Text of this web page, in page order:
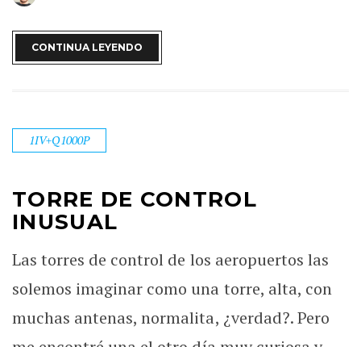
CONTINUA LEYENDO
1IV+Q1000P
TORRE DE CONTROL
INUSUAL
Las torres de control de los aeropuertos las
solemos imaginar como una torre, alta, con
muchas antenas, normalita, ¿verdad?. Pero